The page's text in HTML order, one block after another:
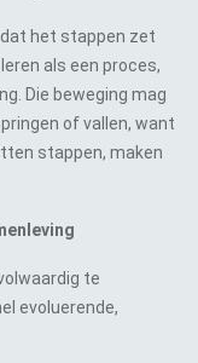
dat het stappen zet
als een proces,
Die beweging mag
of vallen, want
stappen, maken
te
evoluerende,